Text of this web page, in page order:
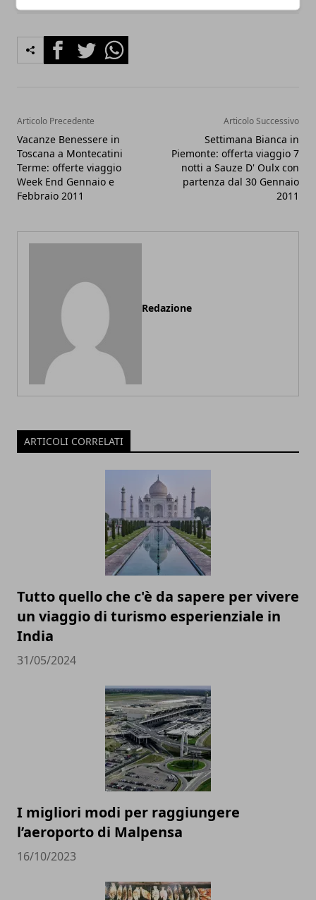
FacebookTwitterWhatsapp
Articolo Precedente
Vacanze Benessere in
Toscana a Montecatini
Terme: offerte viaggio
Week End Gennaio e
Febbraio 2011
Articolo Successivo
Settimana Bianca in
Piemonte: offerta viaggio 7
notti a Sauze D' Oulx con
partenza dal 30 Gennaio
2011
Redazione
ARTICOLI CORRELATI
Tutto quello che c'è da sapere per vivere
un viaggio di turismo esperienziale in
India
31/05/2024
I migliori modi per raggiungere
l’aeroporto di Malpensa
16/10/2023